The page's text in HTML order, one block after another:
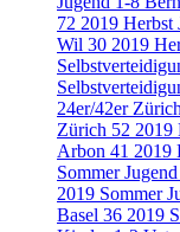
72 2019 Herbst
Wil 30 2019
24er/42er Zürich
Zürich 52 2019
Arbon 41 2019
Sommer
2019 Sommer
Basel 36 2019